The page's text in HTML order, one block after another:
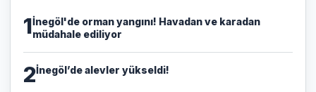
1İnegöl'de orman yangını! Havadan ve karadan
müdahale ediliyor
2İnegöl’de alevler yükseldi!